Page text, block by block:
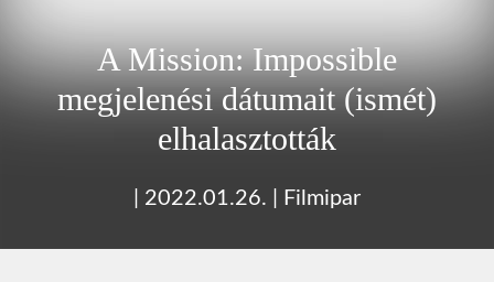
A Mission: Impossible
megjelenési dátumait (ismét)
elhalasztották
2022.01.26. Filmipar